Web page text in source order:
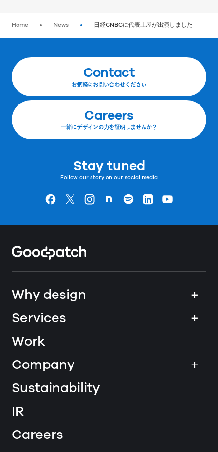
Home News 日経CNBCに代表土屋が出演しました
Contact
お気軽にお問い合わせください
Careers
一緒にデザインの力を証明しませんか？
Stay tuned
Follow our story on our social media
Goodpatchの
ページ
Goodpatchの
ページ
Goodpatchの
ページGoodpatchの
ページ
Goodpatchの
ページ
Goodpatchの
ページ
Goodpatchの
Why design
+
Services
+
Work
Company
+
Sustainability
IR
Careers